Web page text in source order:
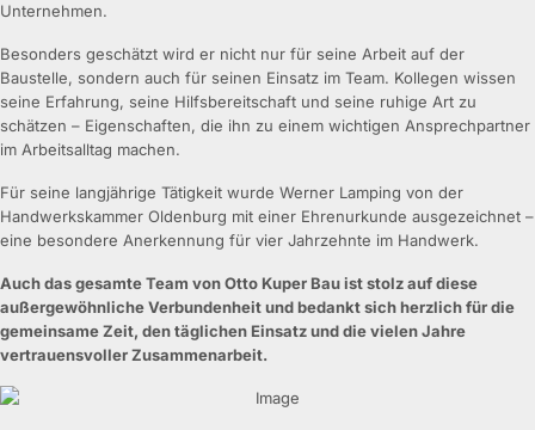
Unternehmen.
Besonders geschätzt wird er nicht nur für seine Arbeit auf der
Baustelle, sondern auch für seinen Einsatz im Team. Kollegen wissen
seine Erfahrung, seine Hilfsbereitschaft und seine ruhige Art zu
schätzen – Eigenschaften, die ihn zu einem wichtigen Ansprechpartner
im Arbeitsalltag machen.
Für seine langjährige Tätigkeit wurde Werner Lamping von der
Handwerkskammer Oldenburg mit einer Ehrenurkunde ausgezeichnet –
eine besondere Anerkennung für vier Jahrzehnte im Handwerk.
Auch das gesamte Team von Otto Kuper Bau ist stolz auf diese
außergewöhnliche Verbundenheit und bedankt sich herzlich für die
gemeinsame Zeit, den täglichen Einsatz und die vielen Jahre
vertrauensvoller Zusammenarbeit.